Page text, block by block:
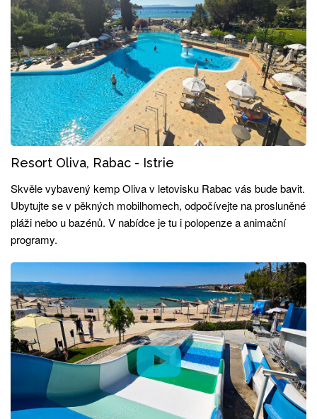
Resort Oliva, Rabac - Istrie
Skvěle vybavený kemp Oliva v letovisku Rabac vás bude bavit.
Ubytujte se v pěkných mobilhomech, odpočívejte na prosluněné
pláži nebo u bazénů. V nabídce je tu i polopenze a animační
programy.